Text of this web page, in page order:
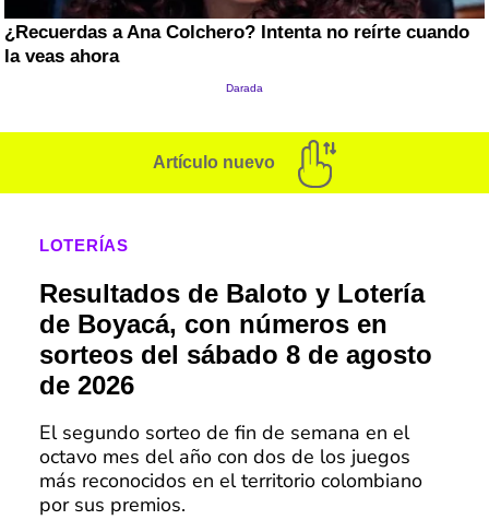
Artículo nuevo
LOTERÍAS
Resultados de Baloto y Lotería
de Boyacá, con números en
sorteos del sábado 8 de agosto
de 2026
El segundo sorteo de fin de semana en el
octavo mes del año con dos de los juegos
más reconocidos en el territorio colombiano
por sus premios.